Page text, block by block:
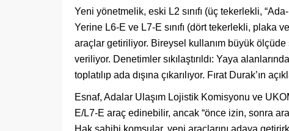
Yeni yönetmelik, eski L2 sınıfı (üç tekerlekli,
Yerine L6-E ve L7-E sınıfı (dört tekerlekli, plaka
araçlar getiriliyor. Bireysel kullanım büyük
veriliyor. Denetimler sıkılaştırıldı: Yaya
toplatılıp ada dışına çıkarılıyor. Fırat Durak’ın
Esnaf, Adalar Ulaşım Lojistik Komisyonu ve
E/L7-E araç edinebilir, ancak “önce izin, sonra
Hak sahibi komşular, yeni araçlarını adaya